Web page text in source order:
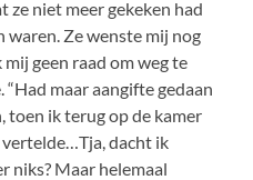
ze niet meer gekeken had
waren. Ze wenste mij nog
geen raad om weg te
maar aangifte gedaan
toen ik terug op de kamer
dacht ik
niks? Maar helemaal